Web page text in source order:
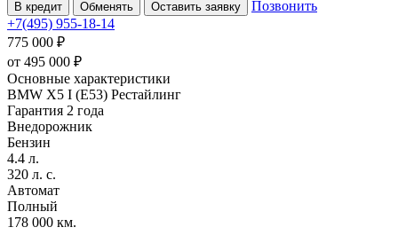
В кредит Обменять Оставить заявку
Позвонить
+7(495) 955-18-14
775 000 ₽
от 495 000 ₽
Основные характеристики
BMW X5 I (E53) Рестайлинг
Гарантия 2 года
Внедорожник
Бензин
4.4 л.
320 л. с.
Автомат
Полный
178 000 км.